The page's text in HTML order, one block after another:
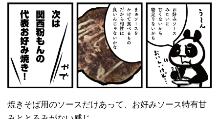
焼きそば用のソースだけあって、お好みソース特有甘